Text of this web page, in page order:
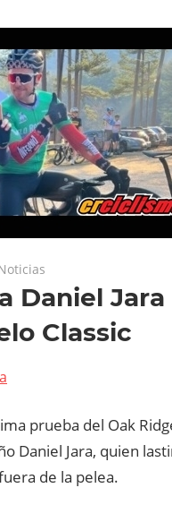
Daniel
Classic
prueba del Oak
Daniel Jara, quien
de la pelea.